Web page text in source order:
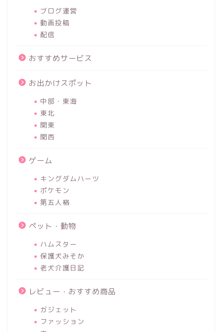
ブログ運営
動画投稿
配信
おすすめサービス
お出かけスポット
中部・東海
東北
関東
関西
ゲーム
キングダムハーツ
ポケモン
第五人格
ペット・動物
ハムスター
保護犬みそか
老犬介護日記
レビュー・おすすめ商品
ガジェット
ファッション